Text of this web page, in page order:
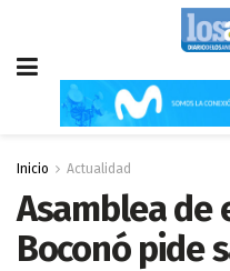
Inicio Actualidad
Asamblea de
Boconó pide